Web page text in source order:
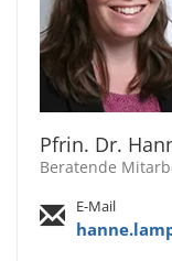
Pfrin. Dr.
Beratende
E-Mail